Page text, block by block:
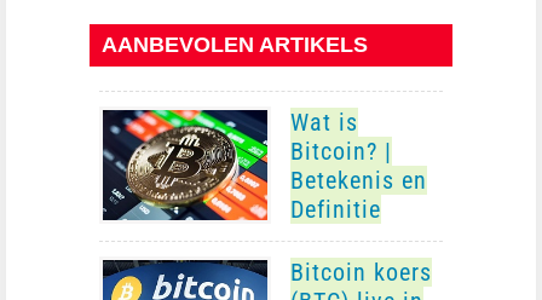
AANBEVOLEN ARTIKELS
Wat is
Bitcoin? |
Betekenis en
Definitie
Bitcoin koers